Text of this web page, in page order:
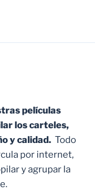
películas
los carteles,
y calidad. Todo
por internet,
y agrupar la